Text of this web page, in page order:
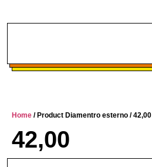
Home / Product Diamentro esterno / 42,00
42,00